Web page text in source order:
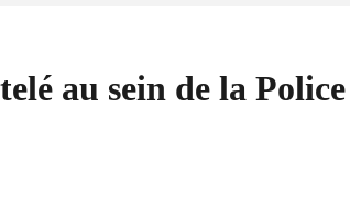
au sein de la